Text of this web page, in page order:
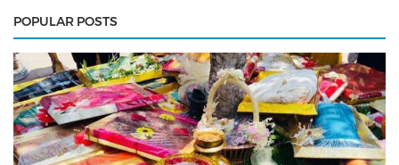
POPULAR POSTS